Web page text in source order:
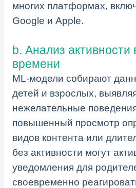
многих платформах,
Google и Apple.
b. Анализ активности
времени
ML-модели собирают
детей и взрослых,
нежелательные
повышенный просмотр
видов контента или
без активности могут
уведомления для
своевременно